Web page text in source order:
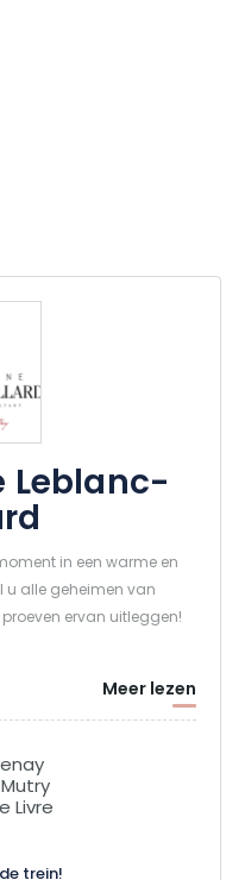
Leblanc-
in een warme en
u alle geheimen van
ervan uitleggen!
Meer lezen
Livre
trein!